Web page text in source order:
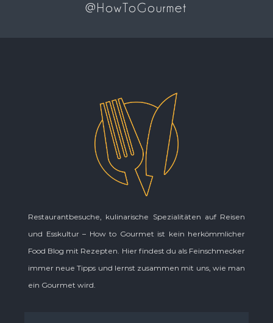
@HowToGourmet
Restaurantbesuche, kulinarische Spezialitäten auf Reisen
und Esskultur – How to Gourmet ist kein herkömmlicher
Food Blog mit Rezepten. Hier findest du als Feinschmecker
immer neue Tipps und lernst zusammen mit uns, wie man
ein Gourmet wird.